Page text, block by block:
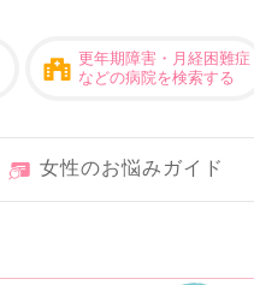
更年期障害・月経困難症
などの病院を検索する
女性のお悩みガイド